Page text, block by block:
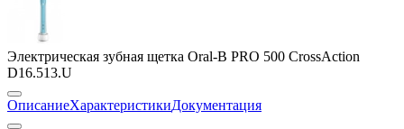
Электрическая зубная щетка Oral-B PRO 500 CrossAction
D16.513.U
ОписаниеХарактеристикиДокументация